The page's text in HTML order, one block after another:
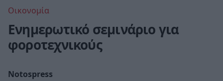
Οικονομία
Ενημερωτικό σεμινάριο για
φοροτεχνικούς
Notospress